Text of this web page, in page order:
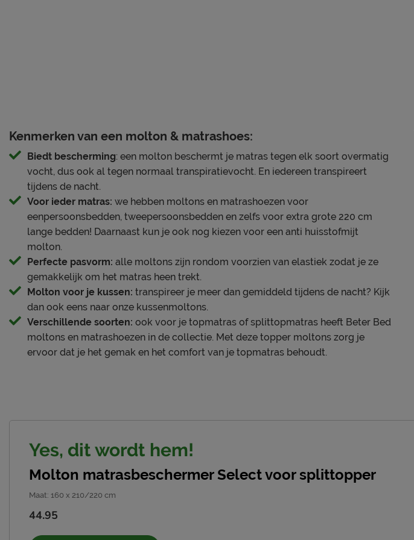
Kenmerken van een molton & matrashoes:
Biedt bescherming: een molton beschermt je matras tegen elk soort overmatig
vocht, dus ook al tegen normaal transpiratievocht. En iedereen transpireert
tijdens de nacht.
Voor ieder matras: we hebben moltons en matrashoezen voor
eenpersoonsbedden, tweepersoonsbedden en zelfs voor extra grote 220 cm
lange bedden! Daarnaast kun je ook nog kiezen voor een anti huisstofmijt
molton.
Perfecte pasvorm: alle moltons zijn rondom voorzien van elastiek zodat je ze
gemakkelijk om het matras heen trekt.
Molton voor je kussen: transpireer je meer dan gemiddeld tijdens de nacht? Kijk
dan ook eens naar onze kussenmoltons.
Verschillende soorten: ook voor je topmatras of splittopmatras heeft Beter Bed
moltons en matrashoezen in de collectie. Met deze topper moltons zorg je
ervoor dat je het gemak en het comfort van je topmatras behoudt.
Yes, dit wordt hem!
Molton matrasbeschermer Select voor splittopper
Maat: 160 x 210/220 cm
44.95